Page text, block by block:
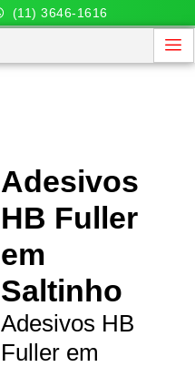
(11) 3646-1616
Adesivos
HB Fuller
em
Saltinho
Adesivos HB
Fuller em